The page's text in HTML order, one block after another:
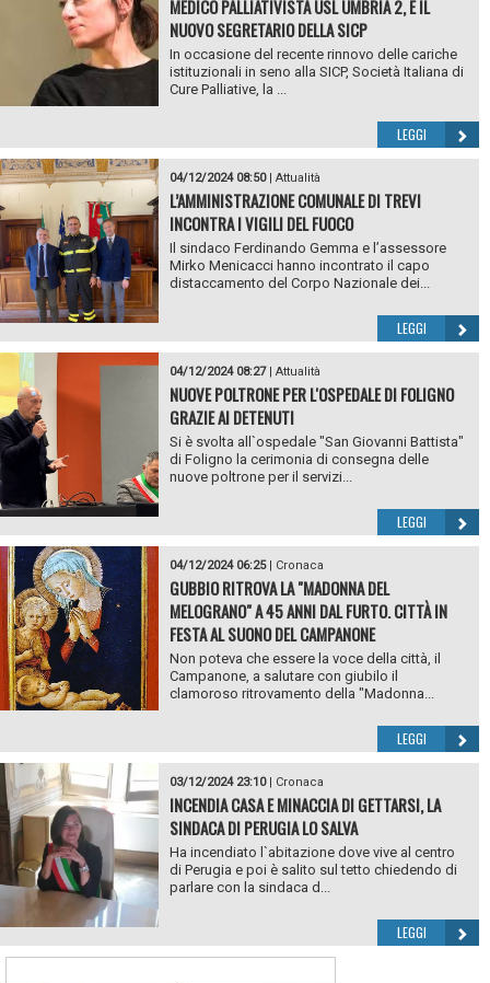
MEDICO PALLIATIVISTA USL UMBRIA 2, È IL
NUOVO SEGRETARIO DELLA SICP
In occasione del recente rinnovo delle cariche
istituzionali in seno alla SICP, Società Italiana di
Cure Palliative, la ...
LEGGI
04/12/2024 08:50| Attualità
L’AMMINISTRAZIONE COMUNALE DI TREVI
INCONTRA I VIGILI DEL FUOCO
Il sindaco Ferdinando Gemma e l’assessore
Mirko Menicacci hanno incontrato il capo
distaccamento del Corpo Nazionale dei...
LEGGI
04/12/2024 08:27| Attualità
NUOVE POLTRONE PER L'OSPEDALE DI FOLIGNO
GRAZIE AI DETENUTI
Si è svolta all`ospedale "San Giovanni Battista"
di Foligno la cerimonia di consegna delle
nuove poltrone per il servizi...
LEGGI
04/12/2024 06:25| Cronaca
GUBBIO RITROVA LA "MADONNA DEL
MELOGRANO" A 45 ANNI DAL FURTO. CITTÀ IN
FESTA AL SUONO DEL CAMPANONE
Non poteva che essere la voce della città, il
Campanone, a salutare con giubilo il
clamoroso ritrovamento della "Madonna...
LEGGI
03/12/2024 23:10| Cronaca
INCENDIA CASA E MINACCIA DI GETTARSI, LA
SINDACA DI PERUGIA LO SALVA
Ha incendiato l`abitazione dove vive al centro
di Perugia e poi è salito sul tetto chiedendo di
parlare con la sindaca d...
LEGGI